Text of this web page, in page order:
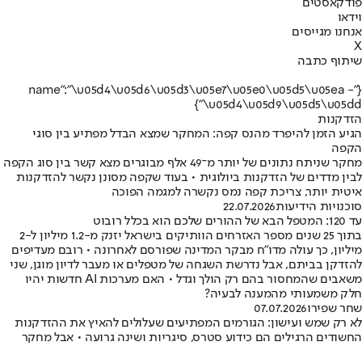
פודקאסטים
וידאו
אנחנו מגייסים
X
שיתוף כתבה
{"name":"\u05d4\u05d6\u05d3\u05e7\u05e0\u05d5\u05ea -
\u05d4\u05d9\u05d5\u05dd"}
הזדקנות
הגיע הזמן להיפרד מהנס קפה: המחקר שמצא הבדל מפתיע בין סוגי
הקפה
מחקר שניתח נתונים של יותר מ־49 אלף מבוגרים מצא קשר בין סוג הקפה
לבין מדדים של הזדקנות ביולוגית • בעוד שקפה מסונן נקשר להזדקנות
איטית יותר, צריכת קפה נמס נקשרה למגמה הפוכה
סוכנויות הידיעות22.07.2026
עד 120: המטפל הבא של ההורים שלכם הוא בכלל רובוט
בתוך 25 שנים מספר האזרחים הוותיקים בישראל יזנק מ-1.2 מיליון ל-2
מיליון, כך עולה מדו"ח מבקר המדינה שפורסם לאחרונה • רובם מעדיפים
להזדקן בביתם, אבל נדרשת השגחה של מטפלים או מעבר לדיון מוגן, שני
משאבים שהמחסור בהם רק הולך וגדל • האם מערכות AI חדשות יהיו
חלק משמעותי מהמענה לבעיה?
שחר שפירו07.07.2026
לא רק שמש ועישון: הגורמים המפתיעים שעלולים להאיץ את ההזדקנות
החשודים הרגילים הם כידוע סטרס, סיגריות ושינה גרועה • אבל מחקר